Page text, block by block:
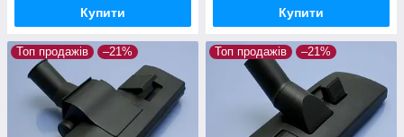
Купити Купити
Топ продажів –21% Топ продажів –21%